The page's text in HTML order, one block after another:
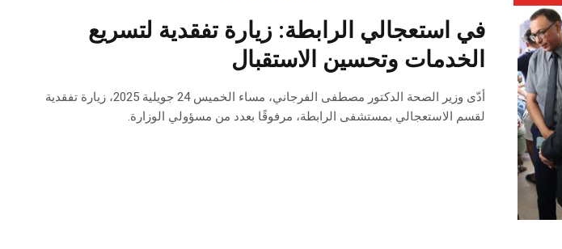
في استعجالي الرابطة: زيارة تفقدية لتسريع
الخدمات وتحسين الاستقبال
أدّى وزير الصحة الدكتور مصطفى الفرجاني، مساء الخميس 24 جويلية 2025، زيارة تفقدية
لقسم الاستعجالي بمستشفى الرابطة، مرفوقًا بعدد من مسؤولي الوزارة.